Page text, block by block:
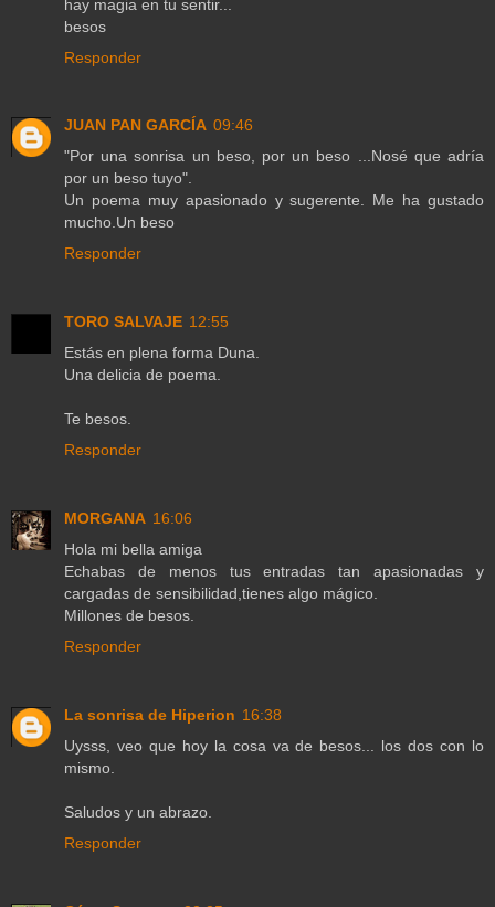
hay magia en tu sentir...
besos
Responder
JUAN PAN GARCÍA 09:46
"Por una sonrisa un beso, por un beso ...Nosé que adría
por un beso tuyo".
Un poema muy apasionado y sugerente. Me ha gustado
mucho.Un beso
Responder
TORO SALVAJE 12:55
Estás en plena forma Duna.
Una delicia de poema.
Te besos.
Responder
MORGANA 16:06
Hola mi bella amiga
Echabas de menos tus entradas tan apasionadas y
cargadas de sensibilidad,tienes algo mágico.
Millones de besos.
Responder
La sonrisa de Hiperion 16:38
Uysss, veo que hoy la cosa va de besos... los dos con lo
mismo.
Saludos y un abrazo.
Responder